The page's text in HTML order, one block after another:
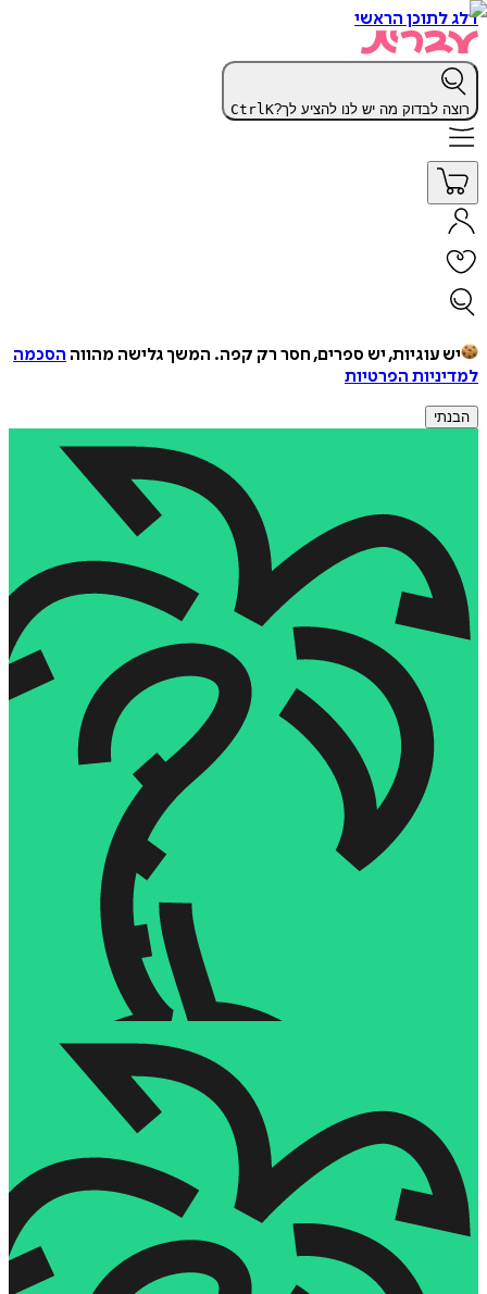
דלג לתוכן הראשי
רוצה לבדוק מה יש לנו להציע לך? CtrlK
יש עוגיות, יש ספרים, חסר רק קפה. המשך גלישה מהווה הסכמה
למדיניות הפרטיות
הבנתי